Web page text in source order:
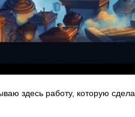
здесь работу, которую